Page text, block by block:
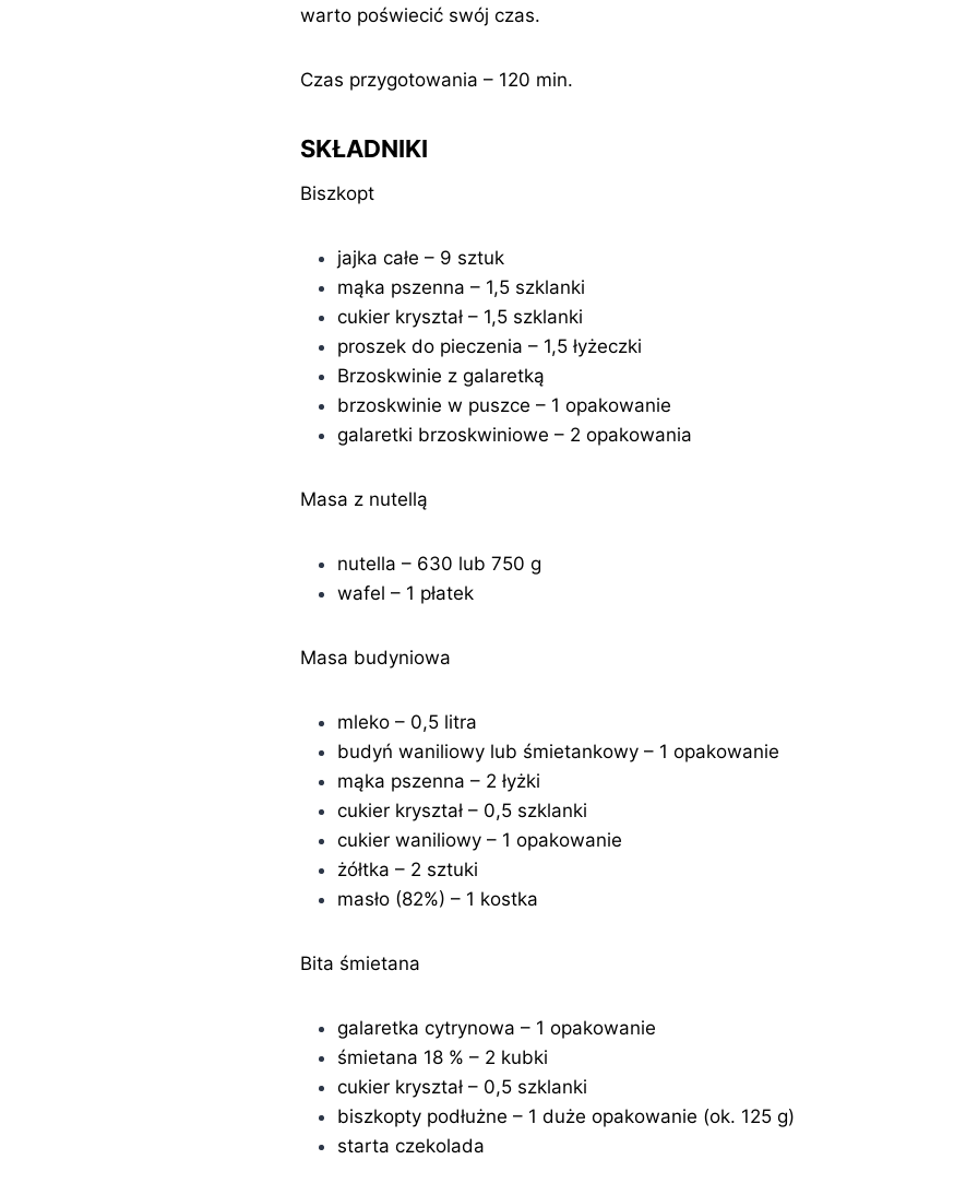
warto poświecić swój czas.
Czas przygotowania – 120 min.
SKŁADNIKI
Biszkopt
jajka całe – 9 sztuk
mąka pszenna – 1,5 szklanki
cukier kryształ – 1,5 szklanki
proszek do pieczenia – 1,5 łyżeczki
Brzoskwinie z galaretką
brzoskwinie w puszce – 1 opakowanie
galaretki brzoskwiniowe – 2 opakowania
Masa z nutellą
nutella – 630 lub 750 g
wafel – 1 płatek
Masa budyniowa
mleko – 0,5 litra
budyń waniliowy lub śmietankowy – 1 opakowanie
mąka pszenna – 2 łyżki
cukier kryształ – 0,5 szklanki
cukier waniliowy – 1 opakowanie
żółtka – 2 sztuki
masło (82%) – 1 kostka
Bita śmietana
galaretka cytrynowa – 1 opakowanie
śmietana 18 % – 2 kubki
cukier kryształ – 0,5 szklanki
biszkopty podłużne – 1 duże opakowanie (ok. 125 g)
starta czekolada